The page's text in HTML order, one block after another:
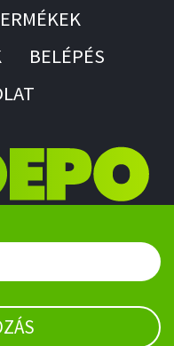
BELÉPÉS